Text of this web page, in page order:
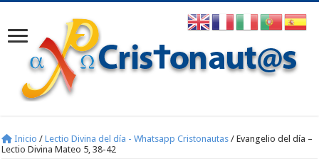
Inicio / Lectio Divina del día - Whatsapp Cristonautas / Evangelio del día –
Lectio Divina Mateo 5, 38-42